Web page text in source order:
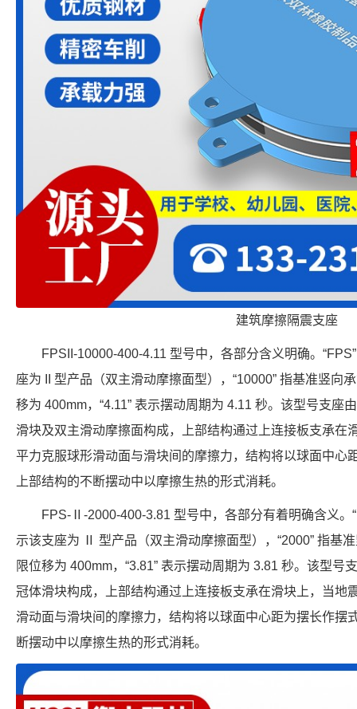
建筑摩擦隔震支座
FPSII-10000-400-4.11 型号中，各部分含义明确。
座为 II 型产品（双主滑动摩擦面型），“10000” 指基准竖向
移为 400mm，“4.11” 表示摆动周期为 4.11 秒。该型号支座
滑块及双主滑动摩擦面构成，上部结构通过上连接板支承在
平力克服球形滑动面与滑块间的摩擦力，结构将以球面中心
上部结构的不断摆动中以摩擦生热的形式消耗。
FPS-Ⅱ-2000-400-3.81 型号中，各部分有着明确含义。
示该支座为 Ⅱ 型产品（双主滑动摩擦面型），“2000” 指基
限位移为 400mm，“3.81” 表示摆动周期为 3.81 秒。该型号
冠体滑块构成，上部结构通过上连接板支承在滑块上，当地
滑动面与滑块间的摩擦力，结构将以球面中心距为摆长作摆
断摆动中以摩擦生热的形式消耗。